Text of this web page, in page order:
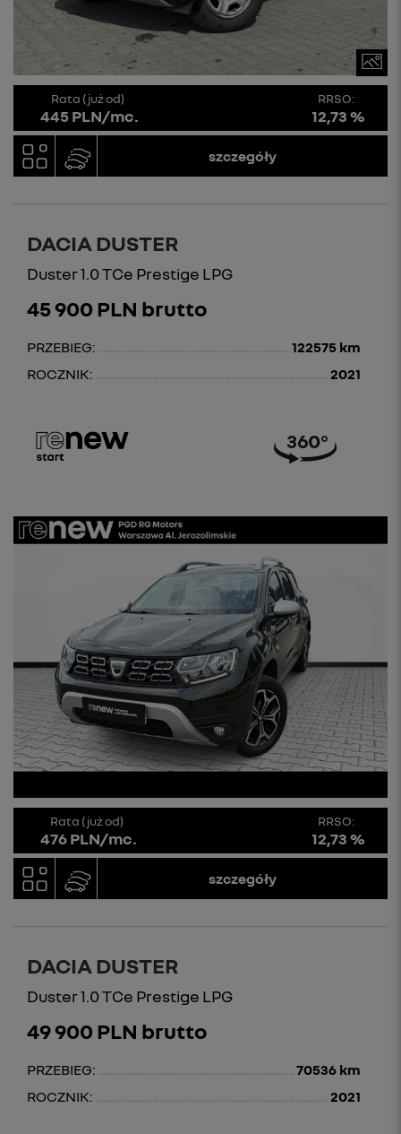
Rata (już od)
445 PLN/mc.
RRSO:
12,73 %
szczegóły
DACIA DUSTER
Duster 1.0 TCe Prestige LPG
45 900 PLN brutto
PRZEBIEG:
122575 km
ROCZNIK:
2021
Rata (już od)
476 PLN/mc.
RRSO:
12,73 %
szczegóły
DACIA DUSTER
Duster 1.0 TCe Prestige LPG
49 900 PLN brutto
PRZEBIEG:
70536 km
ROCZNIK:
2021